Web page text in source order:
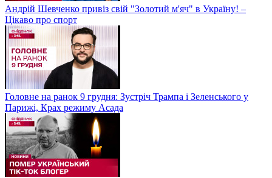
Андрій Шевченко привіз свій "Золотий м'яч" в Україну! –
Цікаво про спорт
Головне на ранок 9 грудня: Зустріч Трампа і Зеленського у
Парижі, Крах режиму Асада